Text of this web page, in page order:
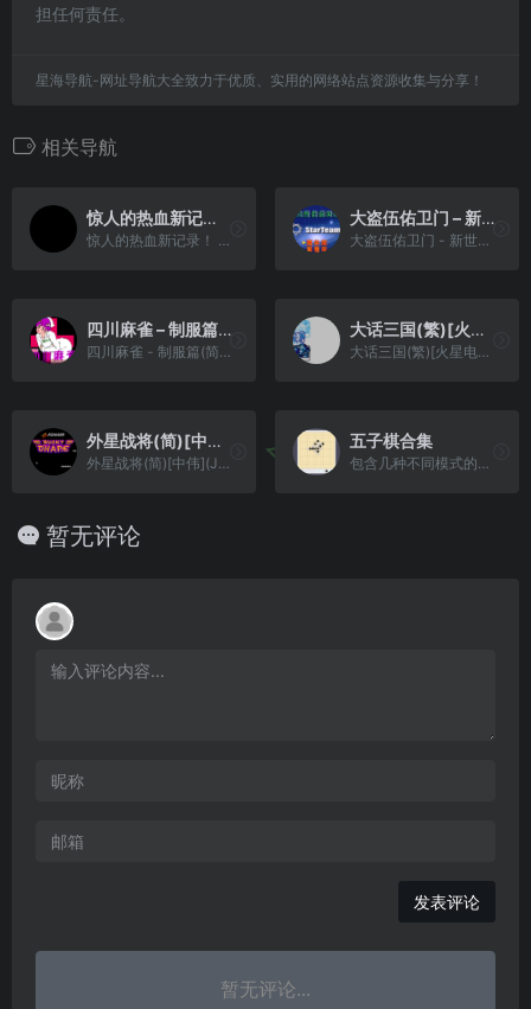
担任何责任。
星海导航-网址导航大全致力于优质、实用的网络站点资源收集与分享！
相关导航
惊人的热血新记录！ – 遥远的金牌(v2.0)(简)[热血的鱼缸](JP)[SPG](4Mb)
惊人的热血新记录！ - 遥远的金牌(v2.0)(简)[热血的鱼缸](JP)[SPG](4Mb)
大盗伍佑卫门 – 新世代出动![星组][简&繁](JP)(32.06Mb)
大盗伍佑卫门 - 新世代出动![星组][简&繁](JP)(32.06Mb)
四川麻雀 – 制服篇(简)[圣谦](CN)[TAB](0.75Mb)
四川麻雀 - 制服篇(简)[圣谦](CN)[TAB](0.75Mb)
大话三国(繁)[火星电子](CN)[SLG](4Mb)
大话三国(繁)[火星电子](CN)[SLG](4Mb)
外星战将(简)[中伟](JP)[ACT](2Mb)
外星战将(简)[中伟](JP)[ACT](2Mb)
五子棋合集
包含几种不同模式的五子棋
暂无评论
发表评论
暂无评论...